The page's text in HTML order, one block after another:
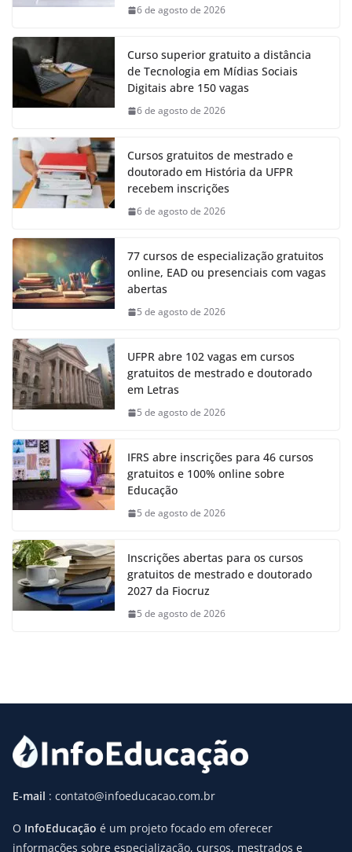
6 de agosto de 2026
Curso superior gratuito a distância
de Tecnologia em Mídias Sociais
Digitais abre 150 vagas
6 de agosto de 2026
Cursos gratuitos de mestrado e
doutorado em História da UFPR
recebem inscrições
6 de agosto de 2026
77 cursos de especialização gratuitos
online, EAD ou presenciais com vagas
abertas
5 de agosto de 2026
UFPR abre 102 vagas em cursos
gratuitos de mestrado e doutorado
em Letras
5 de agosto de 2026
IFRS abre inscrições para 46 cursos
gratuitos e 100% online sobre
Educação
5 de agosto de 2026
Inscrições abertas para os cursos
gratuitos de mestrado e doutorado
2027 da Fiocruz
5 de agosto de 2026
E-mail : contato@infoeducacao.com.br
O InfoEducação é um projeto focado em oferecer
informações sobre especialização, cursos, mestrados e